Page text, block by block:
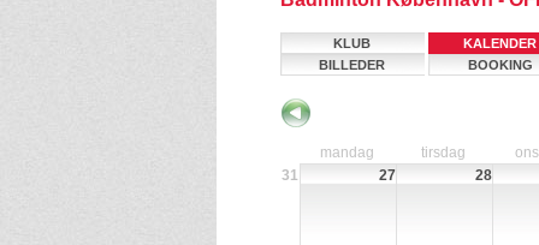
KLUB
KALENDER
BILLEDER
BOOKING
mandag tirsdag
31
27 28